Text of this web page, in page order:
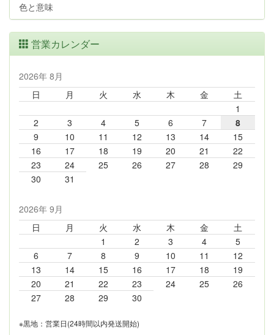
色と意味
営業カレンダー
2026年 8月
日
月 火 水 木 金
土
1
2
3 4 5 6 7
8
9
10 11 12 13 14
15
16
17 18 19 20 21
22
23
24 25 26 27 28
29
30
31
2026年 9月
日
月 火 水 木 金
土
1
2 3 4
5
6
7 8 9 10 11
12
13
14 15 16 17 18
19
20
21 22 23 24 25
26
27
28 29 30
※黒地：営業日(24時間以内発送開始)